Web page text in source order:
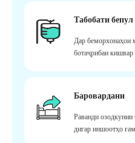
Табобати бепул
Дар беморхонаҳои
ботаҷрибаи кишвар
Баровардани
Раванди
дигар иншоотҳо